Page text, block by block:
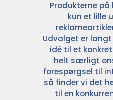
Produkterne
kun et lille
Udvalget er
idé til et
helt særligt
forespørgsel til
så finder vi det
til en